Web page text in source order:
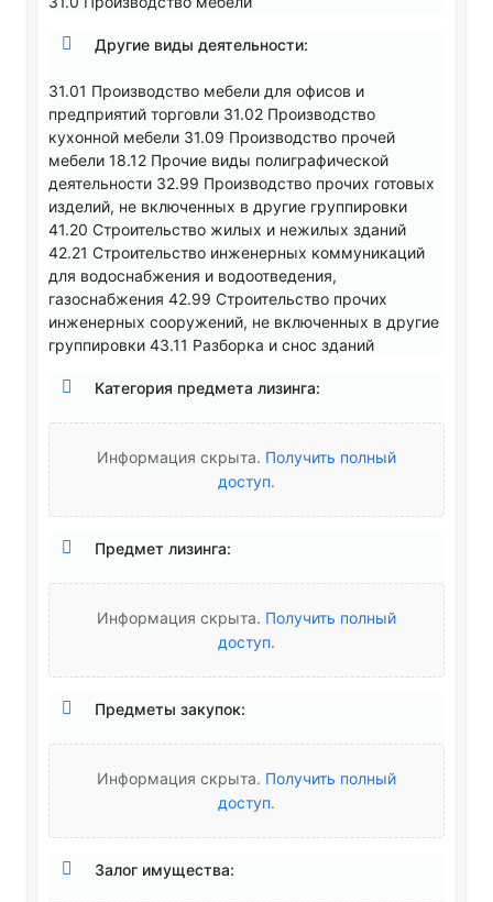
Другие виды деятельности:
31.01 Производство мебели для офисов и
предприятий торговли 31.02 Производство
кухонной мебели 31.09 Производство прочей
мебели 18.12 Прочие виды полиграфической
деятельности 32.99 Производство прочих готовых
изделий, не включенных в другие группировки
41.20 Строительство жилых и нежилых зданий
42.21 Строительство инженерных коммуникаций
для водоснабжения и водоотведения,
газоснабжения 42.99 Строительство прочих
инженерных сооружений, не включенных в другие
группировки 43.11 Разборка и снос зданий
Категория предмета лизинга:
Информация скрыта. Получить полный
доступ.
Предмет лизинга:
Информация скрыта. Получить полный
доступ.
Предметы закупок:
Информация скрыта. Получить полный
доступ.
Залог имущества: